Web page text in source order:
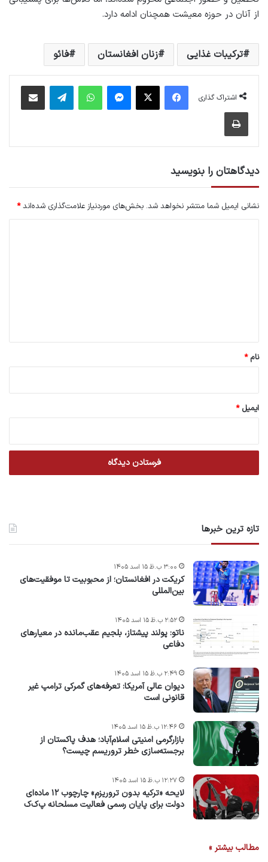
از آنان در حوزه معیشت همچنان ادامه دارد.
ترکیبات غذایی زنان افغانستان فائو
اشتراک گذاری
فیس بوک X پیام رسان واتس آپ تلگرام اشتراک گذاری از طریق ایمیل
چاپ
دیدگاهتان را بنویسید
نشانی ایمیل شما منتشر نخواهد شد. بخش‌های موردنیاز علامت‌گذاری شده‌اند*
نام*
ایمیل*
تازه ترین خبرها
کریکت در افغانستان؛ از محبوبیت تا موفقیت‌های
بین‌المللی
۳:۰۰ ب.ظ ۱۵ اسد ۱۴۰۵
ناتو: پولند پیشتاز، بلجیم عقب‌مانده در معیارهای
دفاعی
۲:۵۲ ب.ظ ۱۵ اسد ۱۴۰۵
دیوان عالی آمریکا: تعرفه‌های گمرکی ترامپ غیر
قانونی است
۲:۴۹ ب.ظ ۱۵ اسد ۱۴۰۵
بازارگرمی امنیتی اسلام‌آباد؛ هدف پاکستان از
برجسته‌سازی خطر تروریسم چیست؟
۱۲:۴۶ ب.ظ ۱۵ اسد ۱۴۰۵
لایحه «ترکیه بدون تروریزم» چارچوب ۱۲ ماده‌ای
دولت برای پایان رسمی فعالیت مسلحانه پ‌ک‌ک
۱۲:۲۷ ب.ظ ۱۵ اسد ۱۴۰۵
مطالب بیشتر »